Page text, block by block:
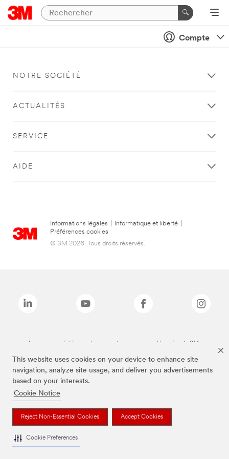
This website uses cookies on your device to enhance site
navigation, analyze site usage, and deliver you advertisements
based on your interests.
Cookie Notice
Reject Non-Essential Cookies Accept Cookies
Cookie Preferences
Compte
NOTRE SOCIÉTÉ
ACTUALITÉS
SERVICE
AIDE
Informations légales Informatique et liberté
Préférences cookies
© 3M 2026. Tous droits réservés.
Les marques listées ci-dessus sont des marques déposées de 3M.